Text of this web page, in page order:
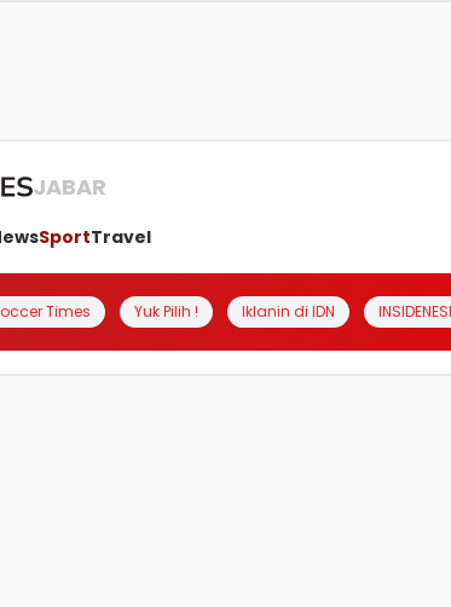
JABAR
SportTravel
Times Yuk Pilih ! Iklanin di IDN